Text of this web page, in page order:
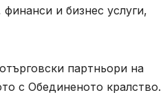
и бизнес услуги,
партньори на
с Обединеното кралство.